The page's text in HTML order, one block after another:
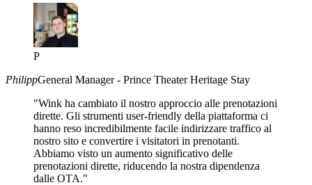
P
PhilippGeneral Manager - Prince Theater Heritage Stay
"Wink ha cambiato il nostro approccio alle prenotazioni
dirette. Gli strumenti user-friendly della piattaforma ci
hanno reso incredibilmente facile indirizzare traffico al
nostro sito e convertire i visitatori in prenotanti.
Abbiamo visto un aumento significativo delle
prenotazioni dirette, riducendo la nostra dipendenza
dalle OTA."